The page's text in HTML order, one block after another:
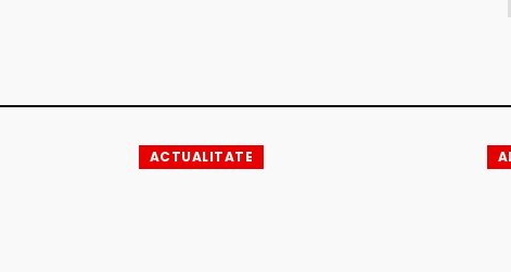
ACTUALITATE